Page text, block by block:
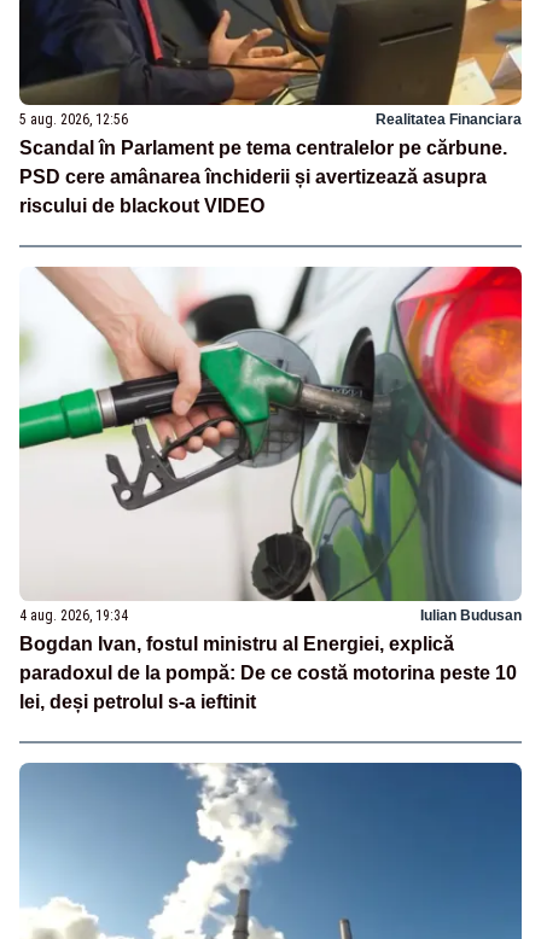
5 aug. 2026, 12:56 Realitatea Financiara
Scandal în Parlament pe tema centralelor pe cărbune.
PSD cere amânarea închiderii și avertizează asupra
riscului de blackout VIDEO
4 aug. 2026, 19:34 Iulian Budusan
Bogdan Ivan, fostul ministru al Energiei, explică
paradoxul de la pompă: De ce costă motorina peste 10
lei, deși petrolul s-a ieftinit